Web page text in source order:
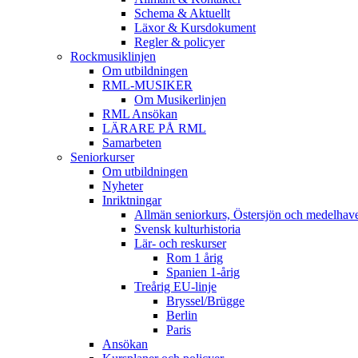
Schema & Aktuellt
Läxor & Kursdokument
Regler & policyer
Rockmusiklinjen
Om utbildningen
RML-MUSIKER
Om Musikerlinjen
RML Ansökan
LÄRARE PÅ RML
Samarbeten
Seniorkurser
Om utbildningen
Nyheter
Inriktningar
Allmän seniorkurs, Östersjön och
Svensk kulturhistoria
Lär- och reskurser
Rom 1 årig
Spanien 1-årig
Treårig EU-linje
Bryssel/Brügge
Berlin
Paris
Ansökan